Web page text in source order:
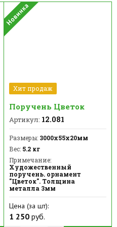
Хит продаж
Поручень Цветок
Артикул: 12.081
Размеры:3000х55х20мм
Вес:5.2 кг
Примечание:
Художественный
поручень. орнамент
"Цветок". Толщина
металла 3мм
Цена (за шт):
1 250руб.